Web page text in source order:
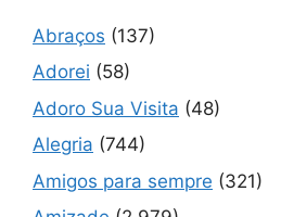
Abraços (137)
Adorei (58)
Adoro Sua Visita (48)
Alegria (744)
Amigos para sempre (321)